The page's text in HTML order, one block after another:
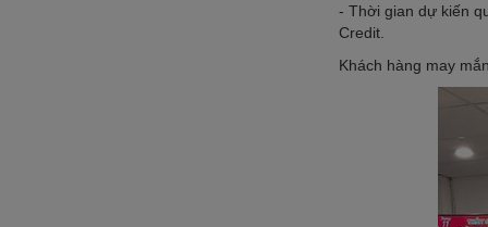
- Thời gian dự kiến
Credit.
Khách hàng may